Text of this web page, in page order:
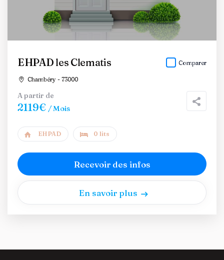
EHPAD les Clematis
Chambéry - 73000
Comparer
A partir de
2119€ / Mois
EHPAD 0 lits
Recevoir des infos
En savoir plus